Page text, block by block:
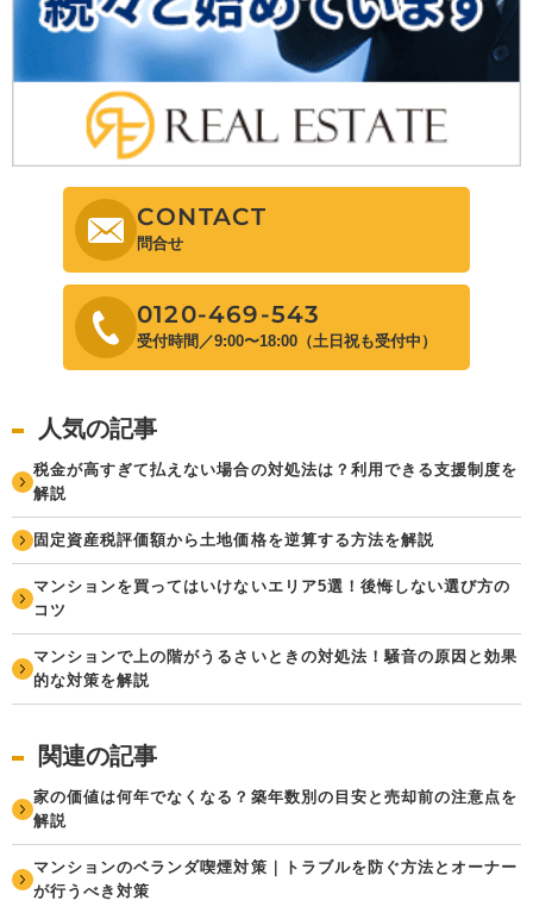
CONTACT
問合せ
0120-469-543
受付時間／9:00〜18:00（土日祝も受付中）
人気の記事
税金が高すぎて払えない場合の対処法は？利用できる支援制度を
解説
固定資産税評価額から土地価格を逆算する方法を解説
マンションを買ってはいけないエリア5選！後悔しない選び方の
コツ
マンションで上の階がうるさいときの対処法！騒音の原因と効果
的な対策を解説
関連の記事
家の価値は何年でなくなる？築年数別の目安と売却前の注意点を
解説
マンションのベランダ喫煙対策｜トラブルを防ぐ方法とオーナー
が行うべき対策